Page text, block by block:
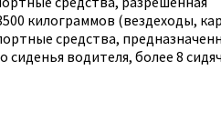
килограммов (вездеходы,
средства,
водителя, более 8